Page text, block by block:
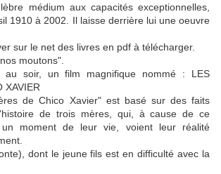
médium aux capacités exceptionnelles,
1910 à 2002. Il laisse derrière lui une oeuvre
sur le net des livres en pdf à télécharger.
moutons".
au soir, un film magnifique nommé : LES
XAVIER
de Chico Xavier" est basé sur des faits
de trois mères, qui, à cause de ce
moment de leur vie, voient leur réalité
dont le jeune fils est en difficulté avec la